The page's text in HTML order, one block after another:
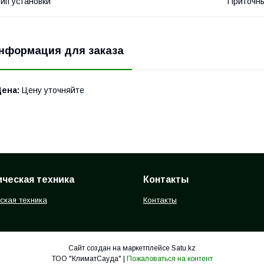
для заказа
Цену уточняйте
техника
техника
Контакты
Контакты
Сайт создан на маркетплейсе Satu.kz
Пожаловаться на контент